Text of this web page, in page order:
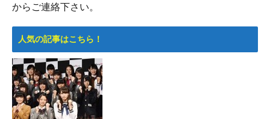
からご連絡下さい。
人気の記事はこちら！